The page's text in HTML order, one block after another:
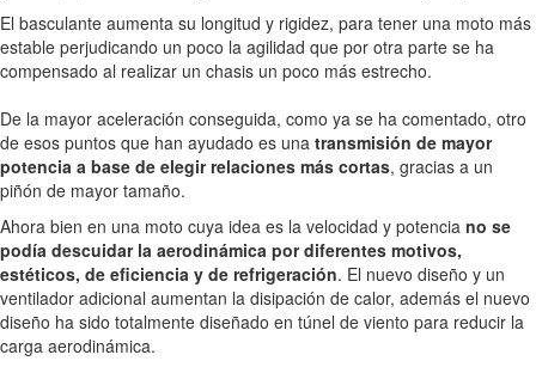
El basculante aumenta su longitud y rigidez, para tener una moto más
estable perjudicando un poco la agilidad que por otra parte se ha
compensado al realizar un chasis un poco más estrecho.
De la mayor aceleración conseguida, como ya se ha comentado, otro
de esos puntos que han ayudado es una transmisión de mayor
potencia a base de elegir relaciones más cortas, gracias a un
piñón de mayor tamaño.
Ahora bien en una moto cuya idea es la velocidad y potencia no se
podía descuidar la aerodinámica por diferentes motivos,
estéticos, de eficiencia y de refrigeración. El nuevo diseño y un
ventilador adicional aumentan la disipación de calor, además el nuevo
diseño ha sido totalmente diseñado en túnel de viento para reducir la
carga aerodinámica.